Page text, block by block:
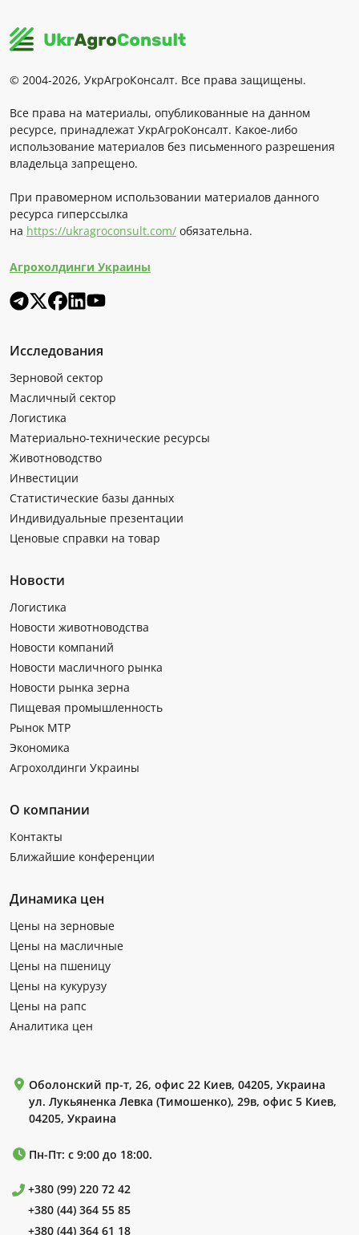
© 2004-2026, УкрАгроКонсалт. Все права защищены.
Все права на материалы, опубликованные на данном
ресурсе, принадлежат УкрАгроКонсалт. Какое-либо
использование материалов без письменного разрешения
владельца запрещено.
При правомерном использовании материалов данного
ресурса гиперссылка
на https://ukragroconsult.com/ обязательна.
Агрохолдинги Украины
Исследования
Зерновой сектор
Масличный сектор
Логистика
Материально-технические ресурсы
Животноводство
Инвестиции
Статистические базы данных
Индивидуальные презентации
Ценовые справки на товар
Новости
Логистика
Новости животноводства
Новости компаний
Новости масличного рынка
Новости рынка зерна
Пищевая промышленность
Рынок МТР
Экономика
Агрохолдинги Украины
О компании
Контакты
Ближайшие конференции
Динамика цен
Цены на зерновые
Цены на масличные
Цены на пшеницу
Цены на кукурузу
Цены на рапс
Аналитика цен
Оболонский пр-т, 26, офис 22 Киев, 04205, Украина
ул. Лукьяненка Левка (Тимошенко), 29в, офис 5 Киев,
04205, Украина
Пн-Пт: с 9:00 до 18:00.
+380 (99) 220 72 42
+380 (44) 364 55 85
+380 (44) 364 61 18